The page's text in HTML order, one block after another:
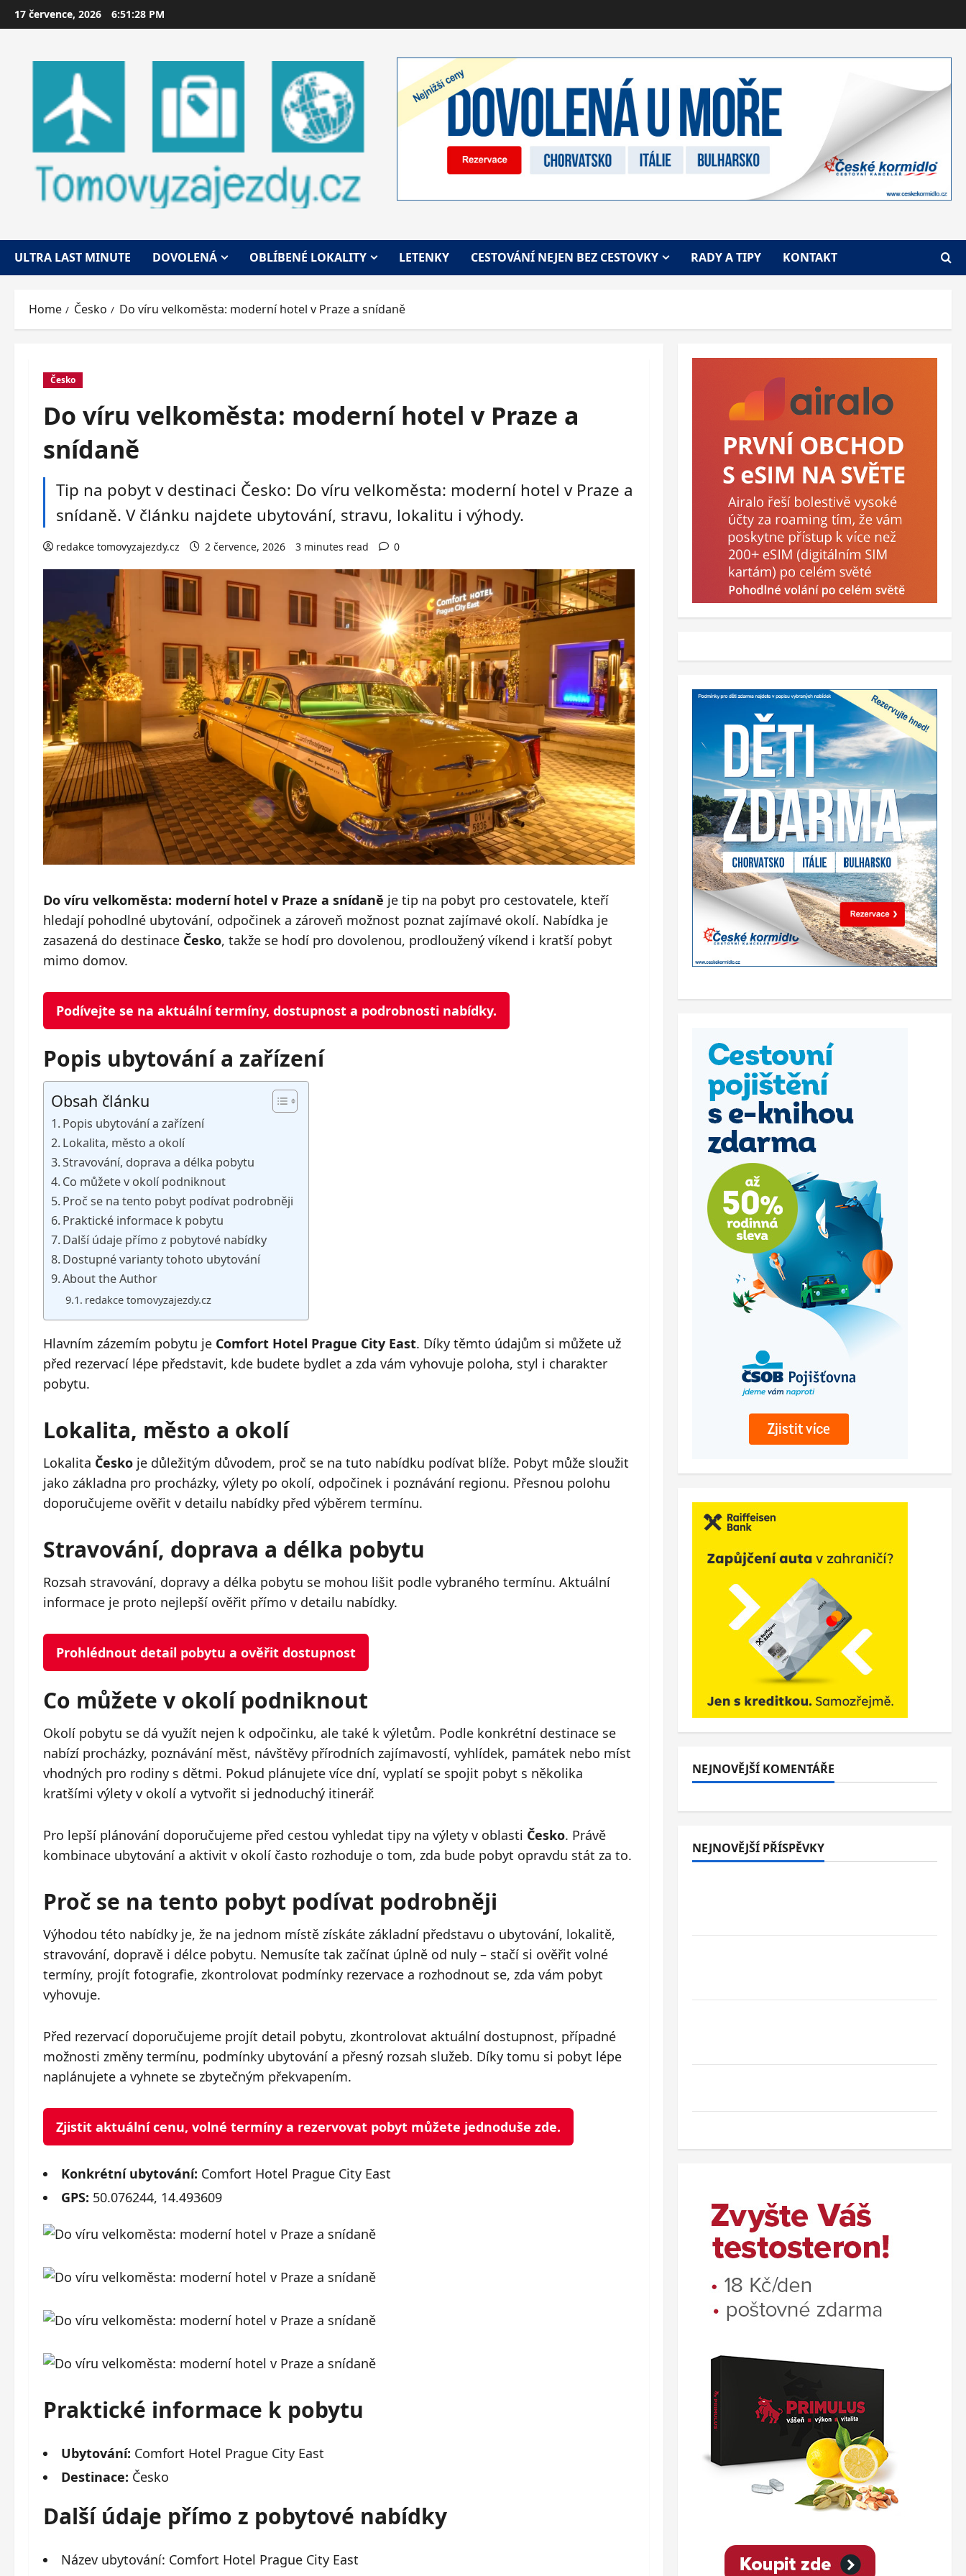
Skip
to
17 července, 2026 6:51:29 PM
ULTRA LAST MINUTE DOVOLENÁ OBLÍBENÉ LOKALITY LETENKY CESTOVÁNÍ NEJEN BEZ CESTOVKY RADY A TIPY KONTAKT
Home Česko Do víru velkoměsta: moderní hotel v Praze a snídaně
Česko
Do víru velkoměsta: moderní hotel v Praze a
snídaně
Tip na pobyt v destinaci Česko: Do víru velkoměsta: moderní hotel v Praze a
snídaně. V článku najdete ubytování, stravu, lokalitu i výhody.
redakce tomovyzajezdy.cz 2 července, 2026 3 minutes read 0
Do víru velkoměsta: moderní hotel v Praze a snídaně je tip na pobyt pro cestovatele, kteří
hledají pohodlné ubytování, odpočinek a zároveň možnost poznat zajímavé okolí. Nabídka je
zasazená do destinace Česko, takže se hodí pro dovolenou, prodloužený víkend i kratší pobyt
mimo domov.
Podívejte se na aktuální termíny, dostupnost a podrobnosti nabídky.
Popis ubytování a zařízení
Obsah článku
Popis ubytování a zařízení
Lokalita, město a okolí
Stravování, doprava a délka pobytu
Co můžete v okolí podniknout
Proč se na tento pobyt podívat podrobněji
Praktické informace k pobytu
Další údaje přímo z pobytové nabídky
Dostupné varianty tohoto ubytování
About the Author
redakce tomovyzajezdy.cz
Hlavním zázemím pobytu je Comfort Hotel Prague City East. Díky těmto údajům si můžete už
před rezervací lépe představit, kde budete bydlet a zda vám vyhovuje poloha, styl i charakter
pobytu.
Lokalita, město a okolí
Lokalita Česko je důležitým důvodem, proč se na tuto nabídku podívat blíže. Pobyt může sloužit
jako základna pro procházky, výlety po okolí, odpočinek i poznávání regionu. Přesnou polohu
doporučujeme ověřit v detailu nabídky před výběrem termínu.
Stravování, doprava a délka pobytu
Rozsah stravování, dopravy a délka pobytu se mohou lišit podle vybraného termínu. Aktuální
informace je proto nejlepší ověřit přímo v detailu nabídky.
Prohlédnout detail pobytu a ověřit dostupnost
Co můžete v okolí podniknout
Okolí pobytu se dá využít nejen k odpočinku, ale také k výletům. Podle konkrétní destinace se
nabízí procházky, poznávání měst, návštěvy přírodních zajímavostí, vyhlídek, památek nebo míst
vhodných pro rodiny s dětmi. Pokud plánujete více dní, vyplatí se spojit pobyt s několika
kratšími výlety v okolí a vytvořit si jednoduchý itinerář.
Pro lepší plánování doporučujeme před cestou vyhledat tipy na výlety v oblasti Česko. Právě
kombinace ubytování a aktivit v okolí často rozhoduje o tom, zda bude pobyt opravdu stát za to.
Proč se na tento pobyt podívat podrobněji
Výhodou této nabídky je, že na jednom místě získáte základní představu o ubytování, lokalitě,
stravování, dopravě i délce pobytu. Nemusíte tak začínat úplně od nuly – stačí si ověřit volné
termíny, projít fotografie, zkontrolovat podmínky rezervace a rozhodnout se, zda vám pobyt
vyhovuje.
Před rezervací doporučujeme projít detail pobytu, zkontrolovat aktuální dostupnost, případné
možnosti změny termínu, podmínky ubytování a přesný rozsah služeb. Díky tomu si pobyt lépe
naplánujete a vyhnete se zbytečným překvapením.
Zjistit aktuální cenu, volné termíny a rezervovat pobyt můžete jednoduše zde.
Konkrétní ubytování: Comfort Hotel Prague City East
GPS: 50.076244, 14.493609
Praktické informace k pobytu
Ubytování: Comfort Hotel Prague City East
Destinace: Česko
Další údaje přímo z pobytové nabídky
Název ubytování: Comfort Hotel Prague City East
NEJNOVĚJŠÍ KOMENTÁŘE
NEJNOVĚJŠÍ PŘÍSPĚVKY